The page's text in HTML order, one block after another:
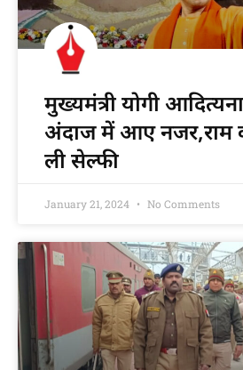
मुख्यमंत्री योगी
अंदाज में आए नजर,राम
ली सेल्फी
January 21, 2024 No Comments